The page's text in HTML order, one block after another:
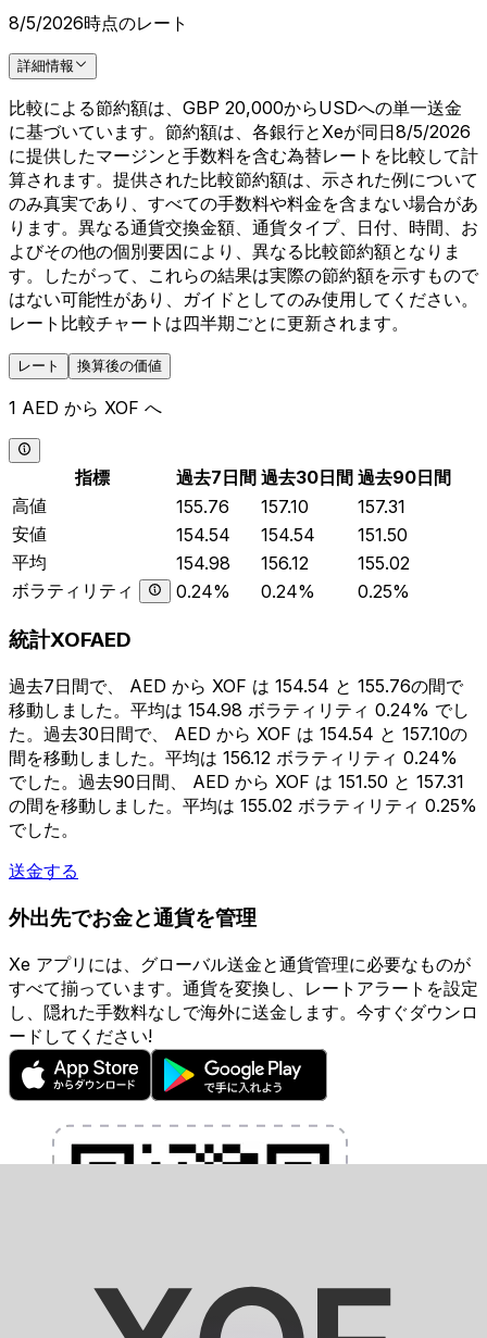
8/5/2026時点のレート
詳細情報
比較による節約額は、GBP 20,000からUSDへの単一送金
に基づいています。節約額は、各銀行とXeが同日8/5/2026
に提供したマージンと手数料を含む為替レートを比較して計
算されます。提供された比較節約額は、示された例について
のみ真実であり、すべての手数料や料金を含まない場合があ
ります。異なる通貨交換金額、通貨タイプ、日付、時間、お
よびその他の個別要因により、異なる比較節約額となりま
す。したがって、これらの結果は実際の節約額を示すもので
はない可能性があり、ガイドとしてのみ使用してください。
レート比較チャートは四半期ごとに更新されます。
レート 換算後の価値
1 AED から XOF へ
指標 過去7日間 過去30日間 過去90日間
高値
155.76 157.10
157.31
安値
154.54 154.54
151.50
平均
154.98 156.12
155.02
ボラティリティ
0.24% 0.24% 0.25%
統計XOFAED
過去7日間で、 AED から XOF は 154.54 と 155.76の間で
移動しました。平均は 154.98 ボラティリティ 0.24% でし
た。過去30日間で、 AED から XOF は 154.54 と 157.10の
間を移動しました。平均は 156.12 ボラティリティ 0.24%
でした。過去90日間、 AED から XOF は 151.50 と 157.31
の間を移動しました。平均は 155.02 ボラティリティ 0.25%
でした。
送金する
外出先でお金と通貨を管理
Xe アプリには、グローバル送金と通貨管理に必要なものが
すべて揃っています。通貨を変換し、レートアラートを設定
し、隠れた手数料なしで海外に送金します。今すぐダウンロ
ードしてください!